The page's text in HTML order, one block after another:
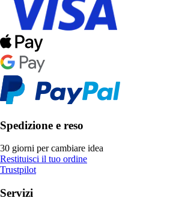
Spedizione e reso
30 giorni per cambiare idea
Restituisci il tuo ordine
Trustpilot
Servizi